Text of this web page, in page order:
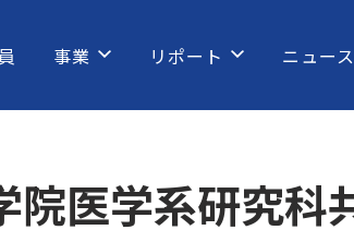
事業 リポート ニュース
医学系研究科